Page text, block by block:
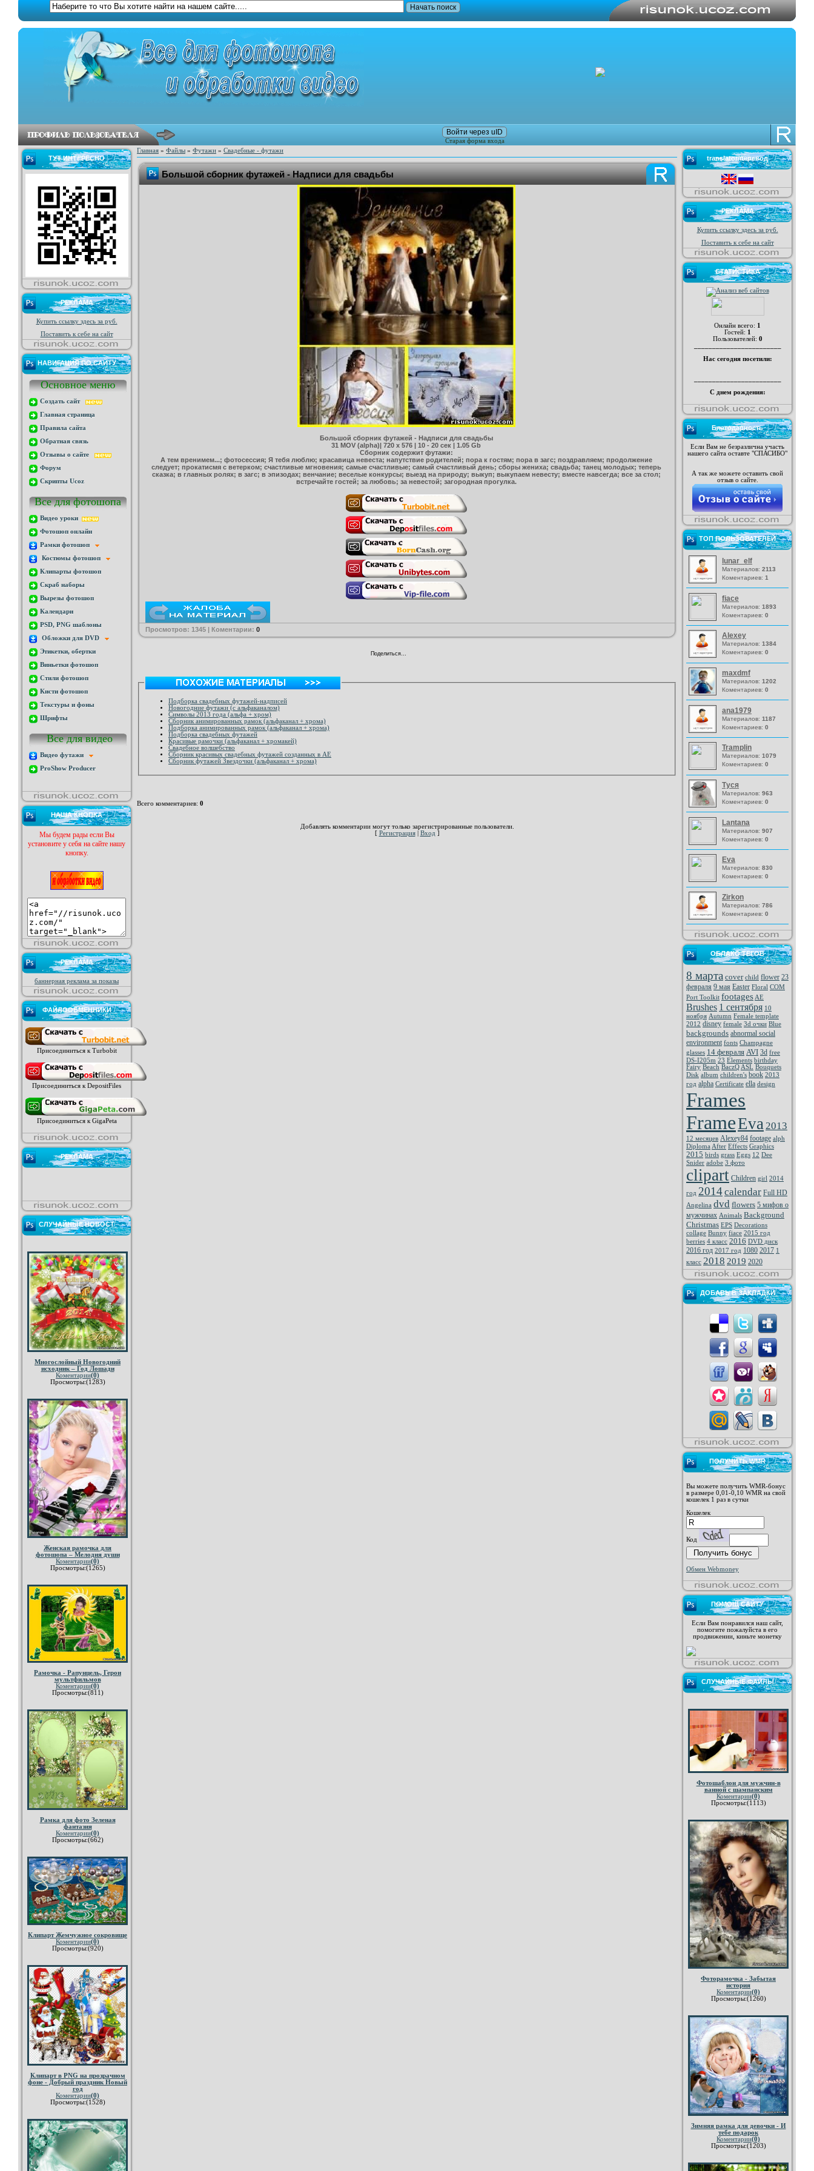
Войти через uID
Старая форма входа
ТУТ ИНТЕРЕСНО
РЕКЛАМА
Купить ссылку здесь за руб.
Поставить к себе на сайт
НАВИГАЦИЯ ПО САЙТУ
Основное меню
Создать сайт
Главная страница
Правила сайта
Обратная связь
Отзывы о сайте
Форум
Скрипты Ucoz
Все для фотошопа
Видео уроки
Фотошоп онлайн
Рамки фотошоп
Костюмы фотошоп
Клипарты фотошоп
Скраб наборы
Вырезы фотошоп
Календари
PSD, PNG шаблоны
Обложки для DVD
Этикетки, обертки
Виньетки фотошоп
Стили фотошоп
Кисти фотошоп
Текстуры и фоны
Шрифты
Все для видео
Видео футажи
ProShow Producer
НАША КНОПКА
Мы будем рады если Вы
установите у себя на сайте нашу
кнопку.
РЕКЛАМА
баннерная реклама за показы
ФАЙЛООБМЕННИКИ
Присоединиться к Turbobit
Присоединиться к DepositFiles
Присоединиться к GigaPeta
РЕКЛАМА
СЛУЧАЙНЫЕ НОВОСТ
Многослойный Новогодний
исходник – Год Лошади
Коментарии(0)
Просмотры:(1283)
Женская рамочка для
фотошопа – Мелодия души
Коментарии(0)
Просмотры:(1265)
Рамочка - Рапунцель, Герои
мультфильмов
Коментарии(0)
Просмотры:(811)
Рамка для фото Зеленая
фантазия
Коментарии(0)
Просмотры:(662)
Клипарт Жемчужное сокровище
Коментарии(0)
Просмотры:(920)
Клипарт в PNG на прозрачном
фоне - Добрый праздник Новый
год
Коментарии(0)
Просмотры:(1528)
Главная » Файлы » Футажи » Свадебные - футажи
Большой сборник футажей - Надписи для свадьбы
Большой сборник футажей - Надписи для свадьбы
31 MOV (alpha)| 720 x 576 | 10 - 20 сек | 1.05 Gb
Сборник содержит футажи:
А тем вренимем...; фотосессия; Я тебя люблю; красавица невеста; напутствие родителей; пора к гостям; пора в загс; поздравляем; продолжение
следует; прокатисмя с ветерком; счастливые мгновения; самые счастливые; самый счастливый день; сборы жениха; свадьба; танец молодых; теперь
сказка; в главных ролях; в загс; в эпизодах; венчание; веселые конкурсы; выезд на природу; выкуп; выкупаем невесту; вместе навсегда; все за стол;
встречайте гостей; за любовь; за невестой; загородная прогулка.
Просмотров: 1345 | Коментарии: 0
Поделиться…
Подборка свадебных футажей-надписей
Новогодние футажи (с альфаканалом)
Символы 2013 года (альфа + хром)
Сборник анимированных рамок (альфаканал + хрома)
Подборка анимированных рамок (альфаканал + хрома)
Подборка свадебных футажей
Красивые рамочки (альфаканал + хромакей)
Свадебное волшебство
Сборник красивых свадебных футажей созданных в AE
Сборник футажей Звездочки (альфаканал + хрома)
Всего комментариев: 0
Добавлять комментарии могут только зарегистрированные пользователи.
[ Регистрация| Вход ]
translator/перевод
РЕКЛАМА
Купить ссылку здесь за руб.
Поставить к себе на сайт
СТАТИСТИКА
Онлайн всего: 1
Гостей: 1
Пользователей: 0
Нас сегодня посетили:
С днем рождения:
Благодарность
Если Вам не безразлична участь
нашего сайта оставте "СПАСИБО"
А так же можете оставить свой
отзыв о сайте.
ТОП ПОЛЬЗОВАТЕЛЕЙ
lunar_elf
Материалов: 2113
Коментариев: 1
fiace
Материалов: 1893
Коментариев: 0
Alexey
Материалов: 1384
Коментариев: 0
maxdmf
Материалов: 1202
Коментариев: 0
ana1979
Материалов: 1187
Коментариев: 0
Tramplin
Материалов: 1079
Коментариев: 0
Туся
Материалов: 963
Коментариев: 0
Lantana
Материалов: 907
Коментариев: 0
Eva
Материалов: 830
Коментариев: 0
Zirkon
Материалов: 786
Коментариев: 0
ОБЛАКО ТЕГОВ
8 марта cover child flower 23
февраля 9 мая Easter Floral COM
Port Toolkit footages AE
Brushes 1 сентября 10
ноября Autumn Female template
2012 disney female 3d очки Blue
backgrounds abnormal social
environment fonts Champagne
glasses 14 февраля AVI 3d free
DS-I205m 23 Elements birthday
Fairy Beach BaczQ ASL Bouquets
Disk album children's book 2013
год alpha Certificate ella design
Frames
FrameEva 2013
12 месяцев Alexey84 footage alph
Diploma After Effects Graphics
2015 birds grass Eggs 12 Dee
Snider adobe 3 фото
clipart Children girl 2014
год 2014calendar Full HD
Angelina dvd flowers 5 мифов о
мужчинах Animals Background
Christmas EPS Decorations
collage Bunny fiace 2015 год
berries 4 класс 2016 DVD диск
2016 год 2017 год 1080 2017 1
класс 2018 2019 2020
ДОБАВЬ В ЗАКЛАДКИ
ПОЛУЧИТЬ WMR
Вы можете получить WMR-бонус
в размере 0,01-0,10 WMR на свой
кошелек 1 раз в сутки
Кошелек
Код
Обмен Webmoney
ПОМОЩ САЙТУ
Если Вам понравился наш сайт,
помогите пожалуйста в его
продвижении, киньте монетку
СЛУЧАЙНЫЕ ФАЙЛЫ
Фотошаблон для мужчин-в
ванной с шампанским
Коментарии(0)
Просмотры:(1113)
Фоторамочка - Забытая
история
Коментарии(0)
Просмотры:(1260)
Зимняя рамка для девочки - И
тебе подарок
Коментарии(0)
Просмотры:(1203)